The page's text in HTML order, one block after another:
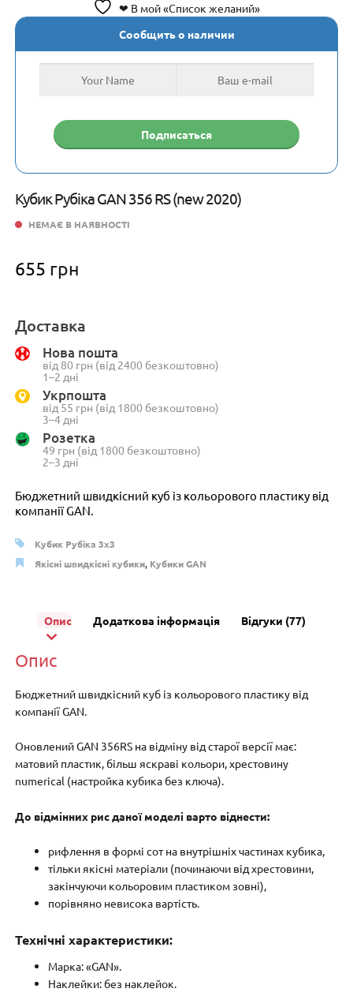
❤ В мой «Список желаний»
Кубик Рубіка GAN 356 RS (new 2020)
655 грн
Бюджетний швидкісний куб із кольорового пластику від
компанії GAN.
НЕМАЄ В НАЯВНОСТІ
Сообщить о наличии
Доставка
Нова пошта
від 80 грн (від 2400 безкоштовно)
1–2 дні
Укрпошта
від 55 грн (від 1800 безкоштовно)
3–4 дні
Розетка
49 грн (від 1800 безкоштовно)
2–3 дні
Кубик Рубіка 3x3
Якісні швидкісні кубики, Кубики GAN
Опис Додаткова інформація Відгуки (77)
Опис
Бюджетний швидкісний куб із кольорового пластику від
компанії GAN.
Оновлений GAN 356RS на відміну від старої версії має:
матовий пластик, більш яскраві кольори, хрестовину
numerical (настройка кубика без ключа).
До відмінних рис даної моделі варто віднести:
рифлення в формі сот на внутрішніх частинах кубика,
тільки якісні матеріали (починаючи від хрестовини,
закінчуючи кольоровим пластиком зовні),
порівняно невисока вартість.
Технічні характеристики:
Марка: «GAN».
Наклейки: без наклейок.